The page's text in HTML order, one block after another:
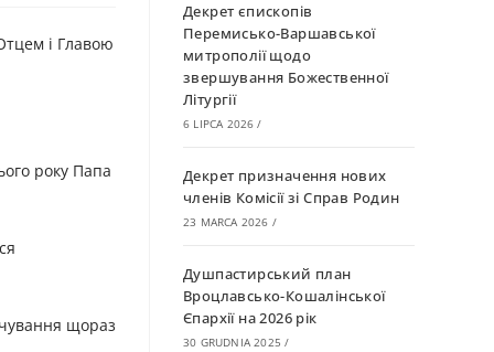
і Главою
року Папа
щораз
Декрет єпископів
Перемисько-Варшавської
митрополії щодо
звершування Божественної
Літургії
6 LIPCA 2026 /
Декрет призначення нових
членів Комісії зі Справ Родин
23 MARCA 2026 /
Душпастирський план
Вроцлавсько-Кошалінської
Єпархії на 2026 рік
30 GRUDNIA 2025 /